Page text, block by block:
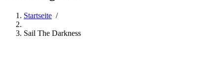
Startseite /
Sail The Darkness